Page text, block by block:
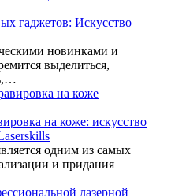
гаджетов: Искусство
новинками и
выделиться,
на коже: искусство
одним из самых
и придания